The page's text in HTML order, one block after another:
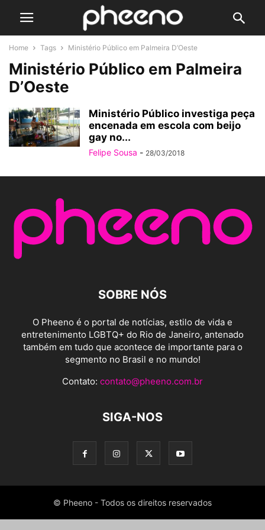
Home Tags Ministério Público em Palmeira D’Oeste
Ministério Público em Palmeira
D’Oeste
Ministério Público investiga peça
encenada em escola com beijo
gay no...
Felipe Sousa - 28/03/2018
SOBRE NÓS
O Pheeno é o portal de notícias, estilo de vida e
entretenimento LGBTQ+ do Rio de Janeiro, antenado
também em tudo que acontece de importante para o
segmento no Brasil e no mundo!
Contato: contato@pheeno.com.br
SIGA-NOS
© Pheeno - Todos os direitos reservados